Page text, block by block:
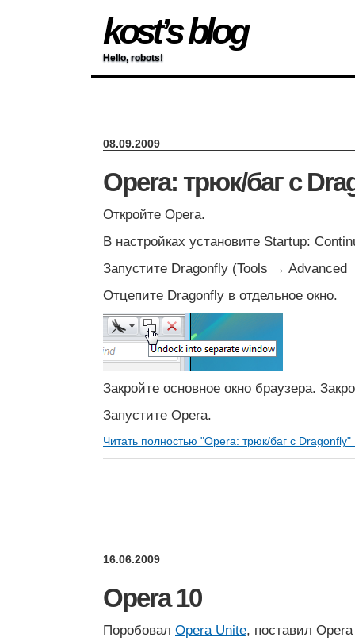
kost’s blog
Hello, robots!
08.09.2009
Opera: трюк/баг с
Откройте Opera.
В настройках установите Startup:
Запустите Dragonfly (Tools →
Отцепите Dragonfly в отдельное окно.
Закройте основное окно браузера.
Запустите Opera.
Читать полностью "Opera: трюк/баг с
16.06.2009
Opera 10
Поробовал Opera Unite, поставил